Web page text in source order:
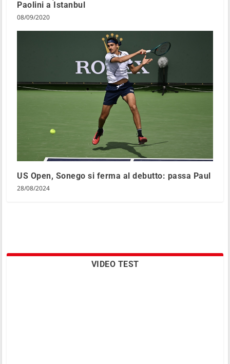
Paolini a Istanbul
08/09/2020
US Open, Sonego si ferma al debutto: passa Paul
28/08/2024
VIDEO TEST